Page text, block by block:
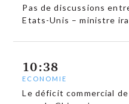
Pas de discussions
Etats-Unis – ministre
10:38
ECONOMIE
Le déficit commercial de